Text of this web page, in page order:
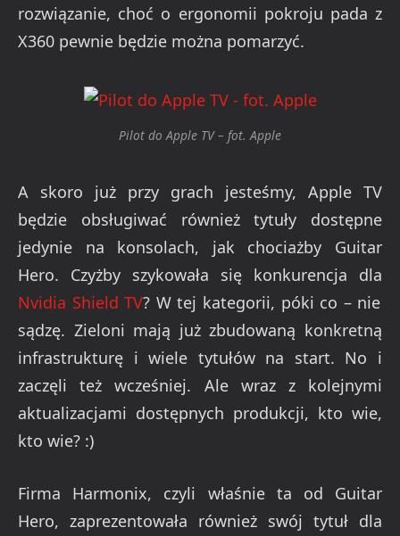
rozwiązanie, choć o ergonomii pokroju pada z
X360 pewnie będzie można pomarzyć.
Pilot do Apple TV – fot. Apple
A skoro już przy grach jesteśmy, Apple TV
będzie obsługiwać również tytuły dostępne
jedynie na konsolach, jak chociażby Guitar
Hero. Czyżby szykowała się konkurencja dla
Nvidia Shield TV? W tej kategorii, póki co – nie
sądzę. Zieloni mają już zbudowaną konkretną
infrastrukturę i wiele tytułów na start. No i
zaczęli też wcześniej. Ale wraz z kolejnymi
aktualizacjami dostępnych produkcji, kto wie,
kto wie? :)
Firma Harmonix, czyli właśnie ta od Guitar
Hero, zaprezentowała również swój tytuł dla